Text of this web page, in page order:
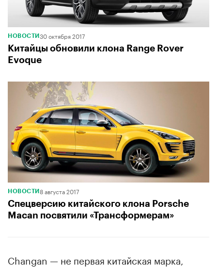
НОВОСТИ 30 октября 2017
Китайцы обновили клона Range Rover
Evoque
НОВОСТИ 8 августа 2017
Спецверсию китайского клона Porsche
Macan посвятили «Трансформерам»
Changan — не первая китайская марка,